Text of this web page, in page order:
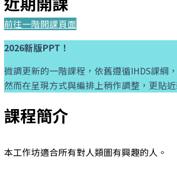
前往一階開課頁面
2026新版PPT！
微調更新的一階課程，依舊遵循IHDS課綱，
然而在呈現方式與編排上稍作調整，更貼
課程簡介
本工作坊適合所有對人類圖有興趣的人。